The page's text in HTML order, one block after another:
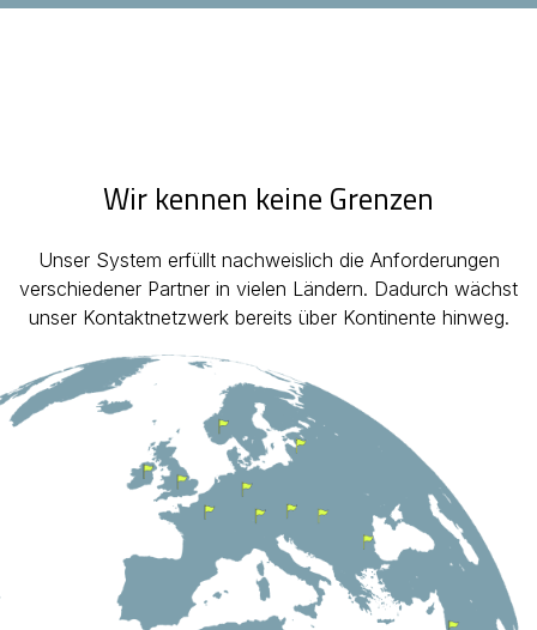
Wir kennen keine Grenzen
Unser System erfüllt nachweislich die Anforderungen
verschiedener Partner in vielen Ländern. Dadurch wächst
unser Kontaktnetzwerk bereits über Kontinente hinweg.